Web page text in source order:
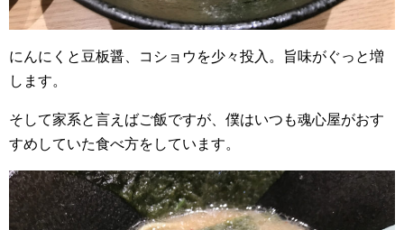
にんにくと豆板醤、コショウを少々投入。旨味がぐっと増
します。
そして家系と言えばご飯ですが、僕はいつも魂心屋がおす
すめしていた食べ方をしています。